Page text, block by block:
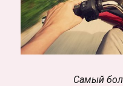
Самый